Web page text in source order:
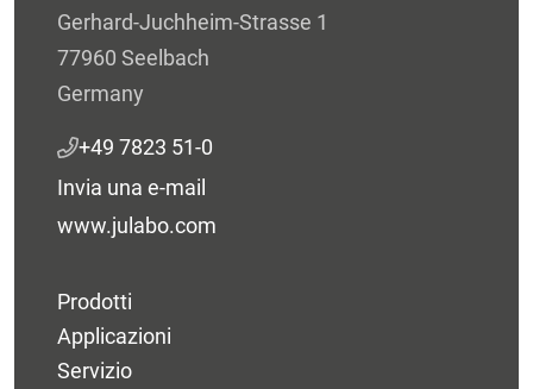
Gerhard-Juchheim-Strasse 1
77960 Seelbach
Germany
+49 7823 51-0
Invia una e-mail
www.julabo.com
Prodotti
Applicazioni
Servizio